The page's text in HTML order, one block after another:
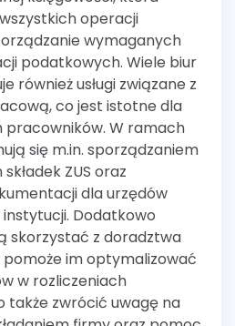
operacji
wymaganych
podatkowych. Wiele biur
również usługi związane z
co jest istotne dla
W ramach
się m.in. sporządzaniem
ZUS oraz
dla urzędów
Dodatkowo
skorzystać z doradztwa
im optymalizować
w rozliczeniach
także zwrócić uwagę na